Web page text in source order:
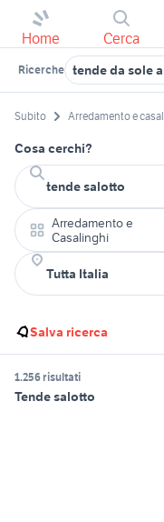
Home Cerca
Ricerche tende da sole
Subito Arredamento e
Cosa cerchi?
Arredamento e
Casalinghi
Salva ricerca
1.256 risultati
Tende salotto